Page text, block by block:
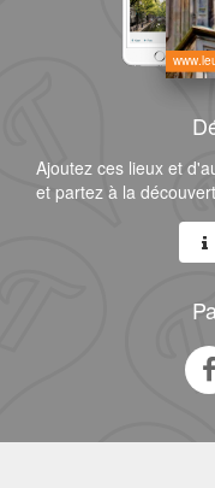
Ajoutez ces lieux et
et partez à la